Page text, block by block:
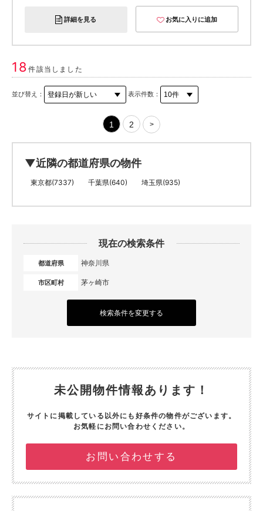
詳細を見る お気に入りに追加
18件該当しました
並び替え： 表示件数：
1 2 >
▼近隣の都道府県の物件
東京都(7337) 千葉県(640) 埼玉県(935)
現在の検索条件
都道府県 神奈川県
市区町村 茅ヶ崎市
検索条件を変更する
未公開物件情報あります！
サイトに掲載している以外にも好条件の物件がございます。
お気軽にお問い合わせください。
お問い合わせする